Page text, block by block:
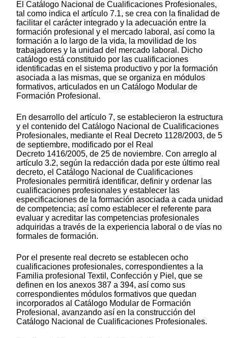
El Catálogo Nacional de Cualificaciones Profesionales,
tal como indica el artículo 7.1, se crea con la finalidad de
facilitar el carácter integrado y la adecuación entre la
formación profesional y el mercado laboral, así como la
formación a lo largo de la vida, la movilidad de los
trabajadores y la unidad del mercado laboral. Dicho
catálogo está constituido por las cualificaciones
identificadas en el sistema productivo y por la formación
asociada a las mismas, que se organiza en módulos
formativos, articulados en un Catálogo Modular de
Formación Profesional.
En desarrollo del artículo 7, se establecieron la estructura
y el contenido del Catálogo Nacional de Cualificaciones
Profesionales, mediante el Real Decreto 1128/2003, de 5
de septiembre, modificado por el Real
Decreto 1416/2005, de 25 de noviembre. Con arreglo al
artículo 3.2, según la redacción dada por este último real
decreto, el Catálogo Nacional de Cualificaciones
Profesionales permitirá identificar, definir y ordenar las
cualificaciones profesionales y establecer las
especificaciones de la formación asociada a cada unidad
de competencia; así como establecer el referente para
evaluar y acreditar las competencias profesionales
adquiridas a través de la experiencia laboral o de vías no
formales de formación.
Por el presente real decreto se establecen ocho
cualificaciones profesionales, correspondientes a la
Familia profesional Textil, Confección y Piel, que se
definen en los anexos 387 a 394, así como sus
correspondientes módulos formativos que quedan
incorporados al Catálogo Modular de Formación
Profesional, avanzando así en la construcción del
Catálogo Nacional de Cualificaciones Profesionales.